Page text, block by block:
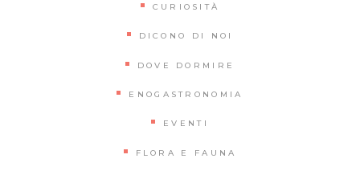
CURIOSITÀ
DICONO DI NOI
DOVE DORMIRE
ENOGASTRONOMIA
EVENTI
FLORA E FAUNA